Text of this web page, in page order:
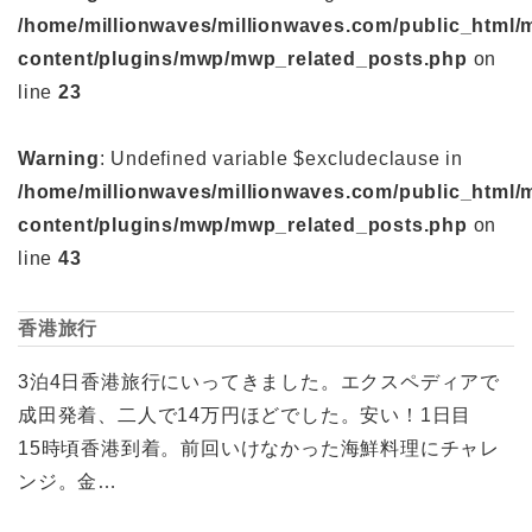
/home/millionwaves/millionwaves.com/public_html/
content/plugins/mwp/mwp_related_posts.php on
line 23
Warning: Undefined variable $excludeclause in
/home/millionwaves/millionwaves.com/public_html/
content/plugins/mwp/mwp_related_posts.php on
line 43
香港旅行
3泊4日香港旅行にいってきました。エクスペディアで
成田発着、二人で14万円ほどでした。安い！1日目
15時頃香港到着。前回いけなかった海鮮料理にチャレ
ンジ。金…